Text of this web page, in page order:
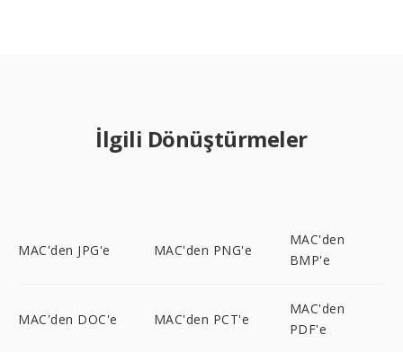
İlgili Dönüştürmeler
MAC'den JPG'e MAC'den PNG'e
MAC'den
BMP'e
MAC'den DOC'e MAC'den PCT'e
MAC'den
PDF'e